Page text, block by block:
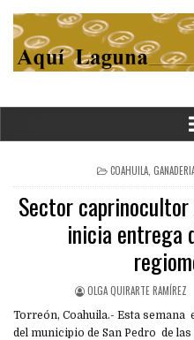
POSTED
IN
COAHUILA
Sector caprinocultor
inicia entrega
OLGA QUIRARTE RAMÍREZ
Torreón, Coahuila.- Esta
del municipio de San Pedro de